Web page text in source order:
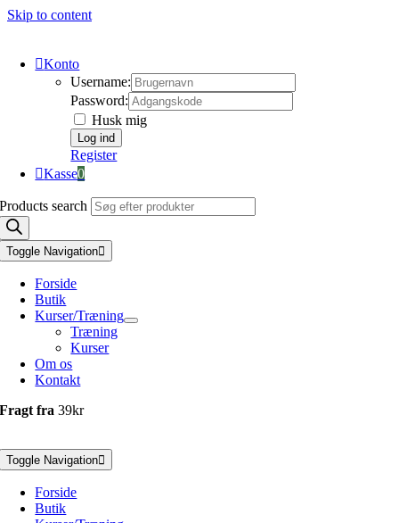
Skip to content
Konto
Username:
Password:
Husk mig
Register
Kasse0
Products search
Toggle Navigation
Forside
Butik
Kurser/Træning
Træning
Kurser
Om os
Kontakt
Fragt fra39kr
Toggle Navigation
Forside
Butik